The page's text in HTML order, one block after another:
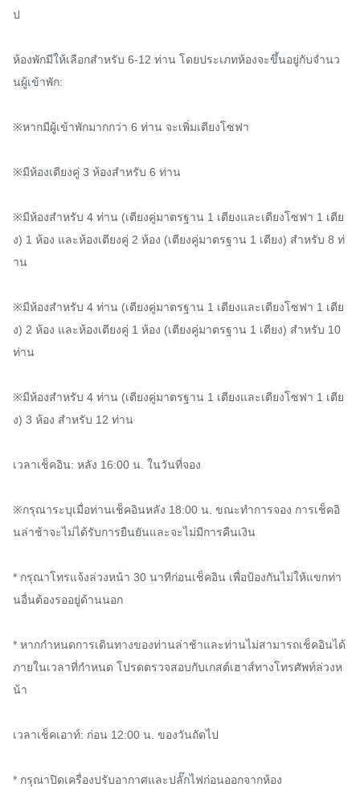
ป
ห้องพักมีให้เลือกสำหรับ 6-12 ท่าน โดยประเภทห้องจะขึ้นอยู่กับจำนว
นผู้เข้าพัก:
※หากมีผู้เข้าพักมากกว่า 6 ท่าน จะเพิ่มเตียงโซฟา
※มีห้องเตียงคู่ 3 ห้องสำหรับ 6 ท่าน
※มีห้องสำหรับ 4 ท่าน (เตียงคู่มาตรฐาน 1 เตียงและเตียงโซฟา 1 เตีย
ง) 1 ห้อง และห้องเตียงคู่ 2 ห้อง (เตียงคู่มาตรฐาน 1 เตียง) สำหรับ 8 ท่
าน
※มีห้องสำหรับ 4 ท่าน (เตียงคู่มาตรฐาน 1 เตียงและเตียงโซฟา 1 เตีย
ง) 2 ห้อง และห้องเตียงคู่ 1 ห้อง (เตียงคู่มาตรฐาน 1 เตียง) สำหรับ 10
ท่าน
※มีห้องสำหรับ 4 ท่าน (เตียงคู่มาตรฐาน 1 เตียงและเตียงโซฟา 1 เตีย
ง) 3 ห้อง สำหรับ 12 ท่าน
เวลาเช็คอิน: หลัง 16:00 น. ในวันที่จอง
※กรุณาระบุเมื่อท่านเช็คอินหลัง 18:00 น. ขณะทำการจอง การเช็คอิ
นล่าช้าจะไม่ได้รับการยืนยันและจะไม่มีการคืนเงิน
* กรุณาโทรแจ้งล่วงหน้า 30 นาทีก่อนเช็คอิน เพื่อป้องกันไม่ให้แขกท่า
นอื่นต้องรออยู่ด้านนอก
* หากกำหนดการเดินทางของท่านล่าช้าและท่านไม่สามารถเช็คอินได้
ภายในเวลาที่กำหนด โปรดตรวจสอบกับเกสต์เฮาส์ทางโทรศัพท์ล่วงห
น้า
เวลาเช็คเอาท์: ก่อน 12:00 น. ของวันถัดไป
* กรุณาปิดเครื่องปรับอากาศและปลั๊กไฟก่อนออกจากห้อง